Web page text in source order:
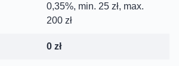
0,35%, min. 25 zł, max.
200 zł
0 zł